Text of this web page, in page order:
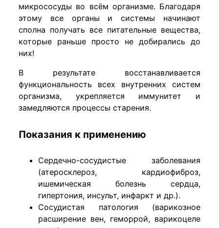
микрососуды во всём организме. Благодаря
этому все органы и системы начинают
сполна получать все питательные вещества,
которые раньше просто не добирались до
них!
В результате восстанавливается
функциональность всех внутренних систем
организма, укрепляется иммунитет и
замедляются процессы старения.
Показания к применению
Сердечно-сосудистые заболевания
(атеросклероз, кардиофиброз,
ишемическая болезнь сердца,
гипертония, инсульт, инфаркт и др.).
Сосудистая патология (варикозное
расширение вен, геморрой, варикоцеле